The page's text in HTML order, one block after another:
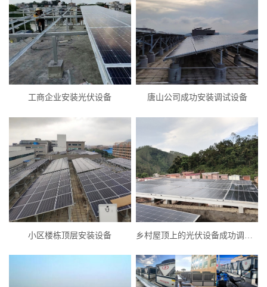
工商企业安装光伏设备 唐山公司成功安装调试设备
小区楼栋顶层安装设备